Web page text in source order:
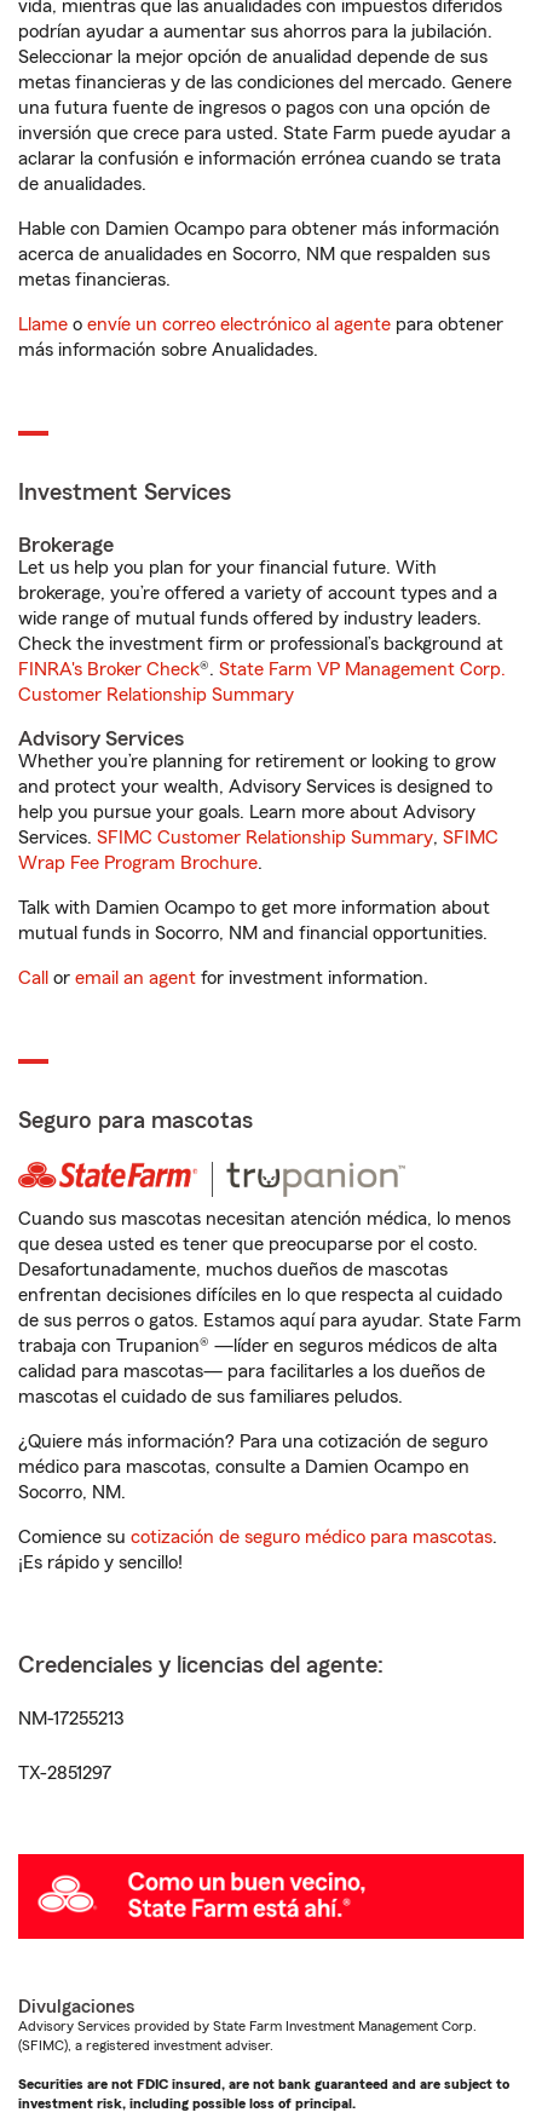
vida, mientras que las anualidades con impuestos diferidos
podrían ayudar a aumentar sus ahorros para la jubilación.
Seleccionar la mejor opción de anualidad depende de sus
metas financieras y de las condiciones del mercado. Genere
una futura fuente de ingresos o pagos con una opción de
inversión que crece para usted. State Farm puede ayudar a
aclarar la confusión e información errónea cuando se trata
de anualidades.
Hable con Damien Ocampo para obtener más información
acerca de anualidades en Socorro, NM que respalden sus
metas financieras.
Llame o envíe un correo electrónico al agente para obtener
más información sobre Anualidades.
Investment Services
Brokerage
Let us help you plan for your financial future. With
brokerage, you’re offered a variety of account types and a
wide range of mutual funds offered by industry leaders.
Check the investment firm or professional’s background at
FINRA's Broker Check®. State Farm VP Management Corp.
Customer Relationship Summary
Advisory Services
Whether you’re planning for retirement or looking to grow
and protect your wealth, Advisory Services is designed to
help you pursue your goals. Learn more about Advisory
Services. SFIMC Customer Relationship Summary, SFIMC
Wrap Fee Program Brochure.
Talk with Damien Ocampo to get more information about
mutual funds in Socorro, NM and financial opportunities.
Call or email an agent for investment information.
Seguro para mascotas
Cuando sus mascotas necesitan atención médica, lo menos
que desea usted es tener que preocuparse por el costo.
Desafortunadamente, muchos dueños de mascotas
enfrentan decisiones difíciles en lo que respecta al cuidado
de sus perros o gatos. Estamos aquí para ayudar. State Farm
trabaja con Trupanion® —líder en seguros médicos de alta
calidad para mascotas— para facilitarles a los dueños de
mascotas el cuidado de sus familiares peludos.
¿Quiere más información? Para una cotización de seguro
médico para mascotas, consulte a Damien Ocampo en
Socorro, NM.
Comience su cotización de seguro médico para mascotas.
¡Es rápido y sencillo!
Credenciales y licencias del agente:
NM-17255213
TX-2851297
Divulgaciones
Advisory Services provided by State Farm Investment Management Corp.
(SFIMC), a registered investment adviser.
Securities are not FDIC insured, are not bank guaranteed and are subject to
investment risk, including possible loss of principal.